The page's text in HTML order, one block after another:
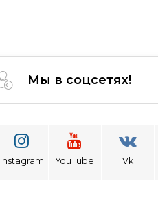
Мы в соцсетях!
Instagram YouTube Vk